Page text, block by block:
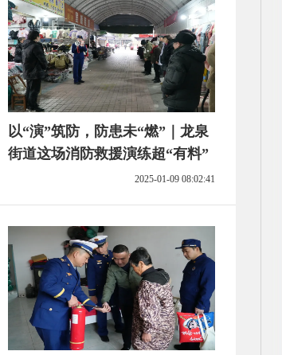
以“演”筑防，防患未“燃”｜龙泉
街道这场消防救援演练超“有料”
2025-01-09 08:02:41